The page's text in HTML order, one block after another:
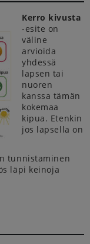
Kerro kivusta
-esite on
väline
arvioida
yhdessä
lapsen tai
nuoren
kanssa tämän
kokemaa
kipua. Etenkin
jos lapsella on
tunnistaminen
läpi keinoja